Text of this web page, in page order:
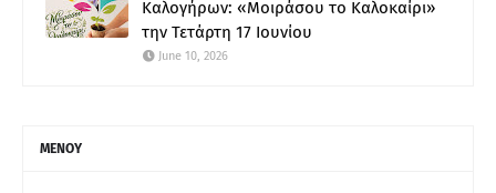
Καλογήρων: «Μοιράσου το Καλοκαίρι»
την Τετάρτη 17 Ιουνίου
June 10, 2026
ΜΕΝΟΥ